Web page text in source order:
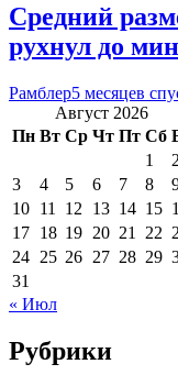
Средний
рухнул до
Рамблер5 месяцев
Август 2026
Пн Вт Ср Чт Пт Сб
1
2
3
4 5 6 7 8
10 11 12 13 14 15
17 18 19 20 21 22
24 25 26 27 28 29
31
« Июл
Рубрики